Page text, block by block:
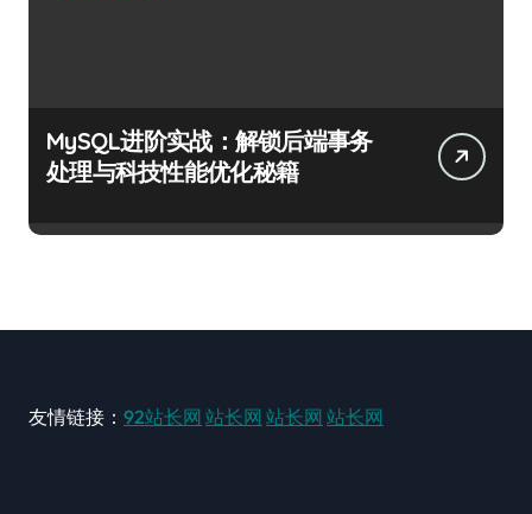
MySQL进阶实战：解锁后端事务
处理与科技性能优化秘籍
友情链接： 92站长网 站长网 站长网 站长网